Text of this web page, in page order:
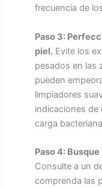
frecuencia de
Paso 3:
piel.Evite los
pesados en las
pueden
limpiadores
indicaciones de
carga
Paso 4:
Consulte a un
comprenda las